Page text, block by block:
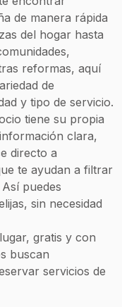
de manera rápida
del hogar hasta
reformas, aquí
de
y tipo de servicio.
tiene su propia
clara,
directo a
te ayudan a filtrar
puedes
sin necesidad
gratis y con
buscan
servicios de